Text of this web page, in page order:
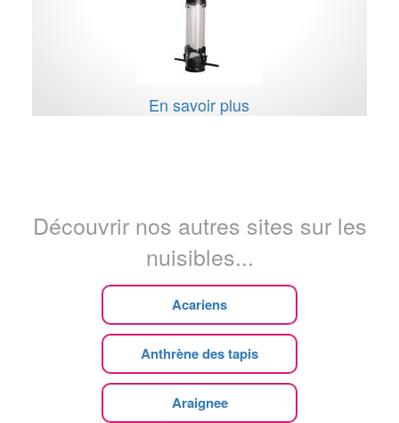
En savoir plus
Découvrir nos autres sites sur les
nuisibles...
Acariens
Anthrène des tapis
Araignee